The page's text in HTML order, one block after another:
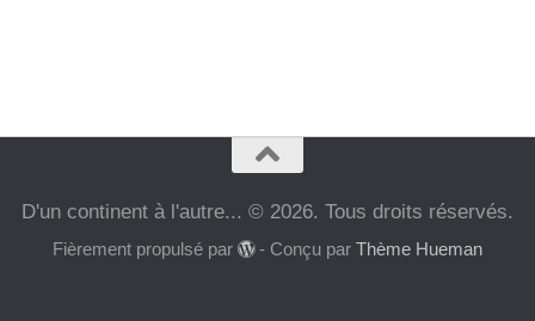
D'un continent à l'autre... © 2026. Tous droits réservés.
Fièrement propulsé par - Conçu parThème Hueman